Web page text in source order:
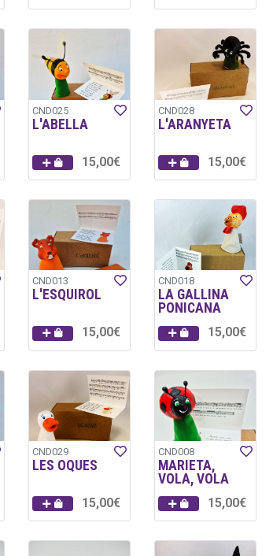
CND025
L'ABELLA
15,00€
CND028
L'ARANYETA
15,00€
CND013
L'ESQUIROL
15,00€
CND018
LA GALLINA
PONICANA
15,00€
CND029
LES OQUES
15,00€
CND008
MARIETA,
VOLA, VOLA
15,00€